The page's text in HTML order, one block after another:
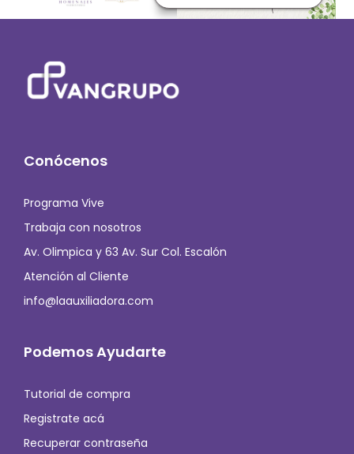
Conócenos
Programa Vive
Trabaja con nosotros
Av. Olimpica y 63 Av. Sur Col. Escalón
Atención al Cliente
info@laauxiliadora.com
Podemos Ayudarte
Tutorial de compra
Registrate acá
Recuperar contraseña